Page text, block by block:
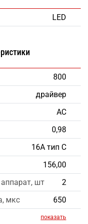
LED
800
драйвер
AC
0,98
16А тип С
156,00
шт
2
мкс
650
показать